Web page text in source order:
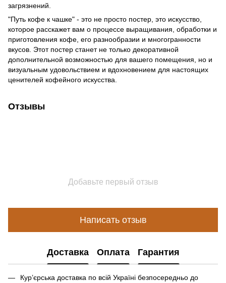
загрязнений.
"Путь кофе к чашке" - это не просто постер, это искусство,
которое расскажет вам о процессе выращивания, обработки и
приготовления кофе, его разнообразии и многогранности
вкусов. Этот постер станет не только декоративной
дополнительной возможностью для вашего помещения, но и
визуальным удовольствием и вдохновением для настоящих
ценителей кофейного искусства.
Отзывы
Добавьте первый отзыв
Написать отзыв
Доставка Оплата Гарантия
Кур’єрська доставка по всій Україні безпосередньо до